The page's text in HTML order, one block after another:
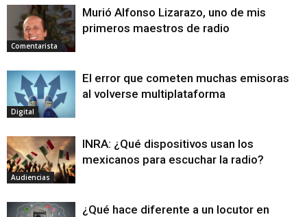
Comentarista
Murió Alfonso Lizarazo, uno de mis
primeros maestros de radio
Digital
El error que cometen muchas emisoras
al volverse multiplataforma
Audiencias
INRA: ¿Qué dispositivos usan los
mexicanos para escuchar la radio?
¿Qué hace diferente a un locutor en